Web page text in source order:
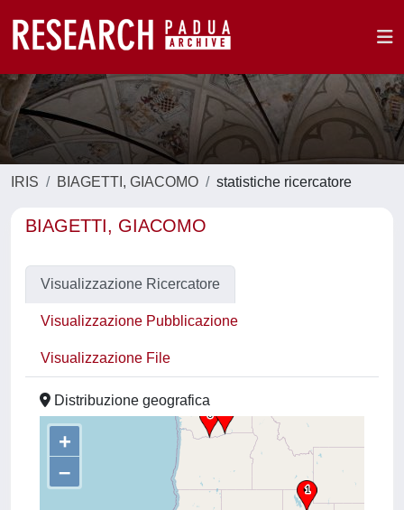
IRIS BIAGETTI, GIACOMO statistiche ricercatore
BIAGETTI, GIACOMO
Visualizzazione Ricercatore
Visualizzazione Pubblicazione
Visualizzazione File
Distribuzione geografica
+
–